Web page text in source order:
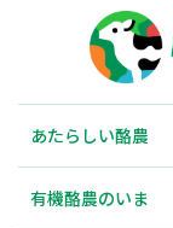
あたらしい酪農
有機酪農のいま